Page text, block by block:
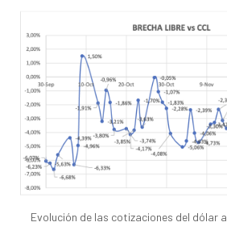
Evolución de las cotizaciones del dólar